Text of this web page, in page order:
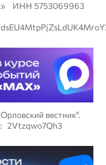
ИНН 5753069963
вестник".
2Vtzqwo7Qh3